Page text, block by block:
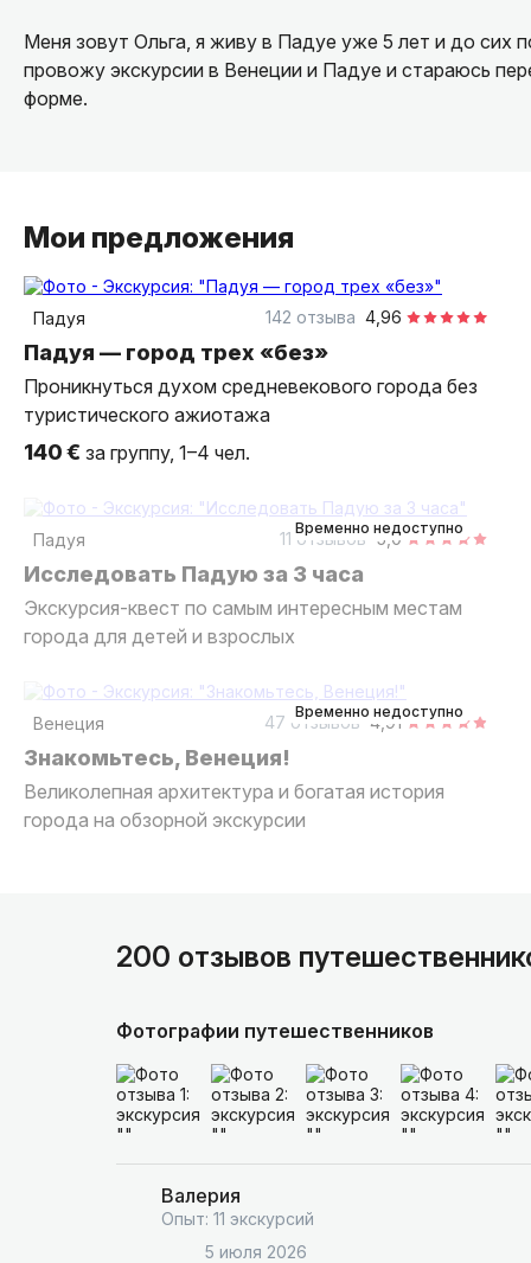
Меня зовут Ольга, я живу в Падуе уже 5 лет и до сих
провожу экскурсии в Венеции и Падуе и стараюсь
форме.
Мои предложения
Падуя 4,96
142 отзыва
Падуя — город трех «без»
Проникнуться духом средневекового города без
туристического ажиотажа
140 € за группу, 1–4 чел.
Временно недоступно
Падуя 5,0
11 отзывов
Исследовать Падую за 3 часа
Экскурсия-квест по самым интересным местам
города для детей и взрослых
Временно недоступно
Венеция 4,91
47 отзывов
Знакомьтесь, Венеция!
Великолепная архитектура и богатая история
города на обзорной экскурсии
200 отзывов
Фотографии путешественников
Валерия
Опыт: 11 экскурсий
5 июля 2026